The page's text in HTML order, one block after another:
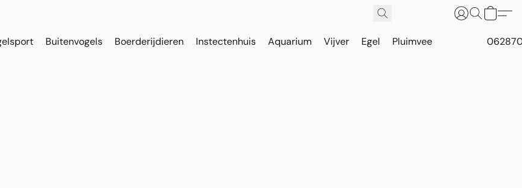
Buitenvogels Boerderijdieren Instectenhuis Aquarium Vijver Egel Pluimvee